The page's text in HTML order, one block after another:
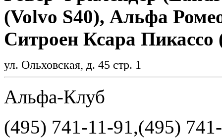
(Volvo S40), Альфа
Ситроен Ксара Пикассо
ул. Ольховская, д. 45 стр. 1
Альфа-Клуб
(495) 741-11-91,(495)